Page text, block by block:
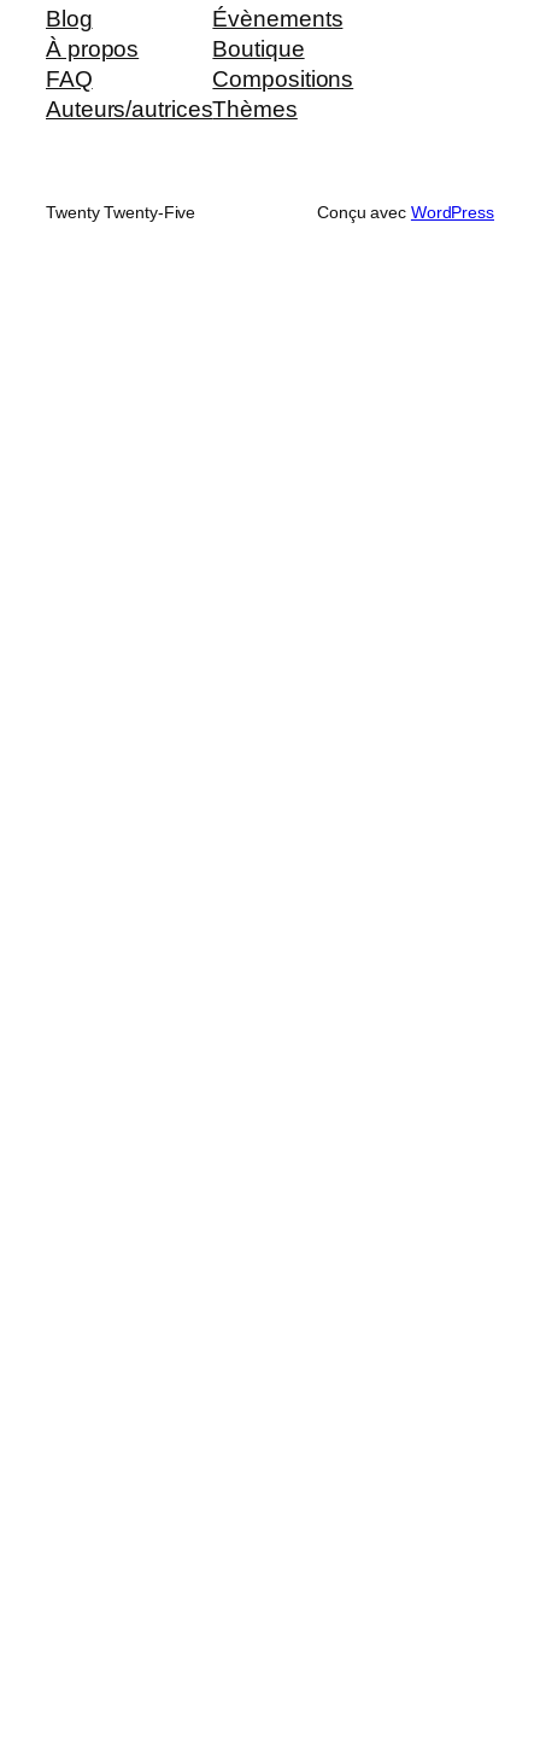
Blog
À propos
FAQ
Auteurs/autrices
Évènements
Boutique
Compositions
Thèmes
Twenty Twenty-Five Conçu avec WordPress